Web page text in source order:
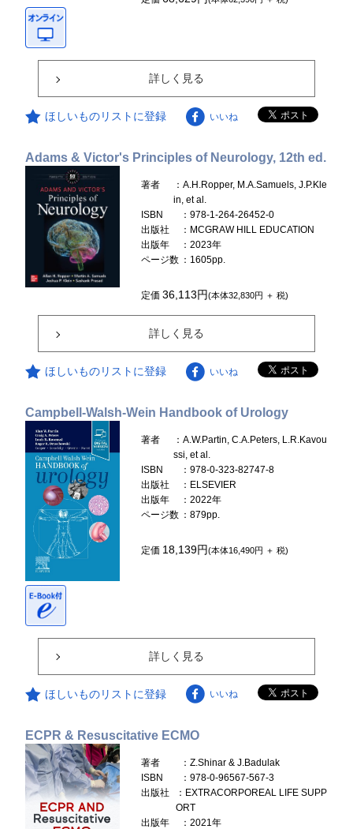
詳しく見る
ほしいものリストに登録 いいね
Adams & Victor's Principles of Neurology, 12th ed.
著者
：A.H.Ropper, M.A.Samuels, J.P.Kle
in, et al.
ISBN
：978-1-264-26452-0
出版社
：MCGRAW HILL EDUCATION
出版年
：2023年
ページ数 ：1605pp.
定価36,113円(本体32,830円 ＋ 税)
詳しく見る
ほしいものリストに登録 いいね
Campbell-Walsh-Wein Handbook of Urology
著者
：A.W.Partin, C.A.Peters, L.R.Kavou
ssi, et al.
ISBN
：978-0-323-82747-8
出版社
：ELSEVIER
出版年
：2022年
ページ数 ：879pp.
定価 18,139円(本体16,490円 ＋ 税)
詳しく見る
ほしいものリストに登録 いいね
ECPR & Resuscitative ECMO
著者
：Z.Shinar & J.Badulak
ISBN
：978-0-96567-567-3
出版社
：EXTRACORPOREAL LIFE SUPP
ORT
出版年
：2021年